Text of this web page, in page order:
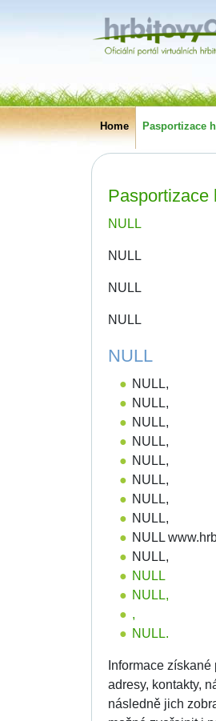
Home Pasportizace
Pasportizace
NULL
NULL
NULL
NULL
NULL
NULL,
NULL,
NULL,
NULL,
NULL,
NULL,
NULL,
NULL,
NULL
NULL,
NULL
NULL,
,
NULL.
Informace
adresy, kontakty,
následně jich